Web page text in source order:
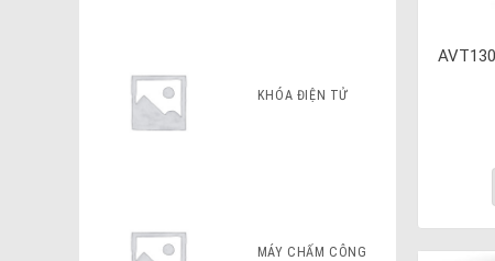
KHÓA ĐIỆN TỬ
MÁY CHẤM CÔNG